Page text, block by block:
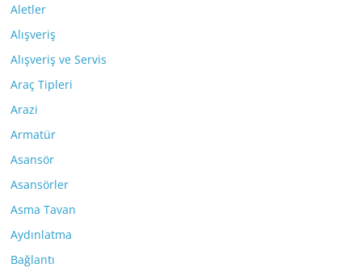
Aletler
Alışveriş
Alışveriş ve Servis
Araç Tipleri
Arazi
Armatür
Asansör
Asansörler
Asma Tavan
Aydınlatma
Bağlantı